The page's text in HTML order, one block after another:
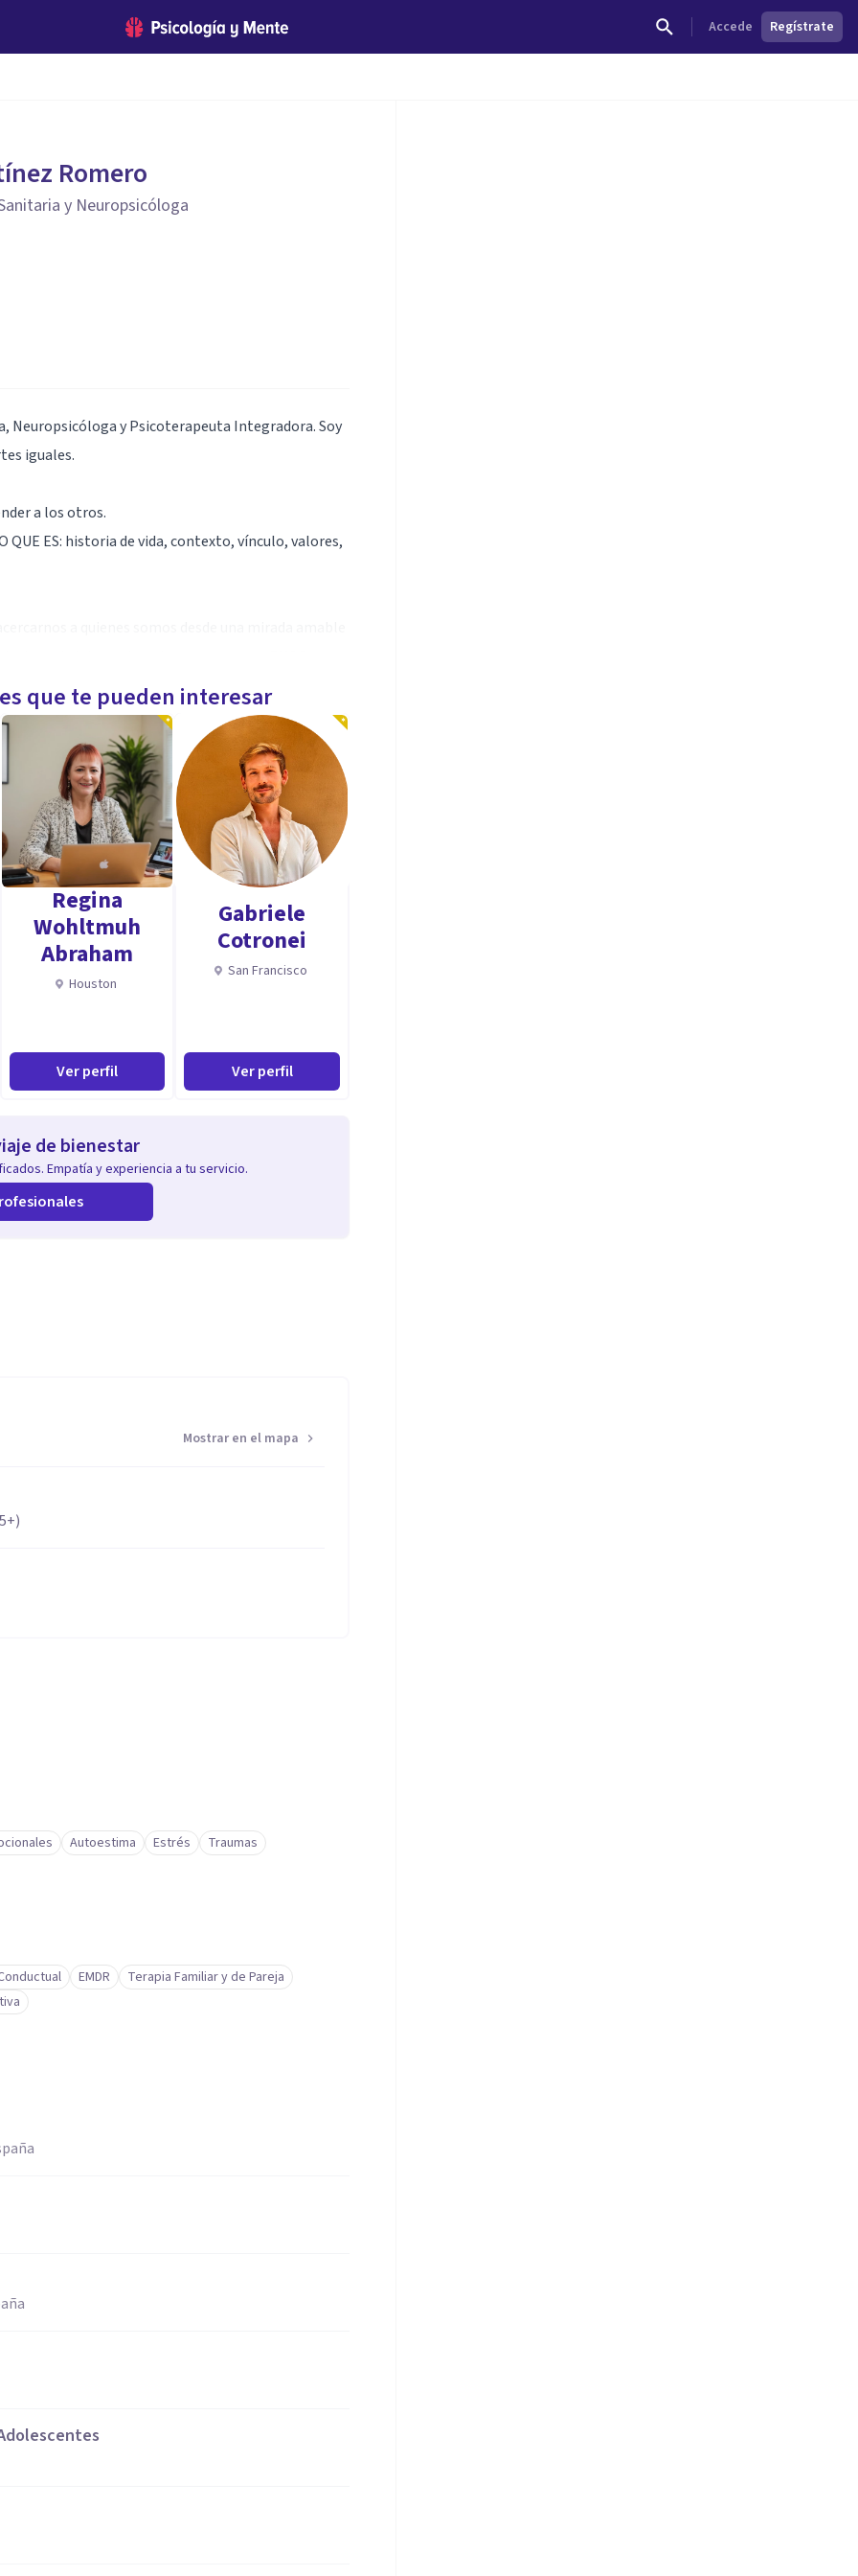
Accede Regístrate
Romero
y Neuropsicóloga
Neuropsicóloga y Psicoterapeuta Integradora. Soy
iguales.
a los otros.
ES: historia de vida, contexto, vínculo, valores,
una mirada integral.
de Madrid.
Francisco de Vitoria.
por Universidad a Distancia de Madrid
Internacional de Valencia
la SEMPyP.
que te pueden interesar
Regina
Wohltmuh
Abraham
Houston
Ver perfil
Gabriele
Cotronei
San Francisco
Ver perfil
de bienestar
Empatía y experiencia a tu servicio.
Mostrar en el mapa
Autoestima Estrés
Traumas
EMDR
Terapia Familiar y de Pareja